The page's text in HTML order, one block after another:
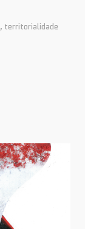
, territorialidade